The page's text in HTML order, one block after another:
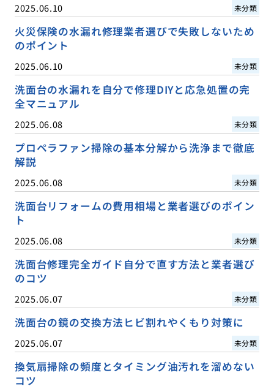
2025.06.10 未分類
火災保険の水漏れ修理業者選びで失敗しないため
のポイント
2025.06.10 未分類
洗面台の水漏れを自分で修理DIYと応急処置の完
全マニュアル
2025.06.08 未分類
プロペラファン掃除の基本分解から洗浄まで徹底
解説
2025.06.08 未分類
洗面台リフォームの費用相場と業者選びのポイン
ト
2025.06.08 未分類
洗面台修理完全ガイド自分で直す方法と業者選び
のコツ
2025.06.07 未分類
洗面台の鏡の交換方法ヒビ割れやくもり対策に
2025.06.07 未分類
換気扇掃除の頻度とタイミング油汚れを溜めない
コツ